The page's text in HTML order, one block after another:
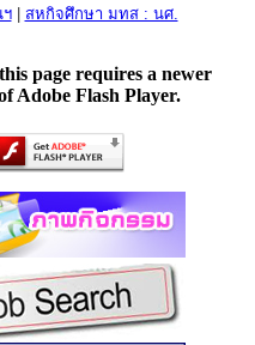
| สหกิจศึกษา มทส : นศ.
page requires a newer
Adobe Flash Player.